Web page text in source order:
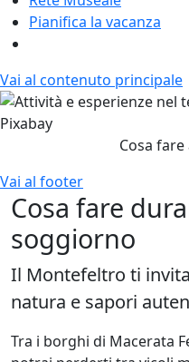
Pianifica la vacanza
Vai al contenuto principale
Cosa
Vai al footer
Cosa fare
soggiorno
Il Montefeltro ti
natura e sapori
Tra i borghi di Macerata